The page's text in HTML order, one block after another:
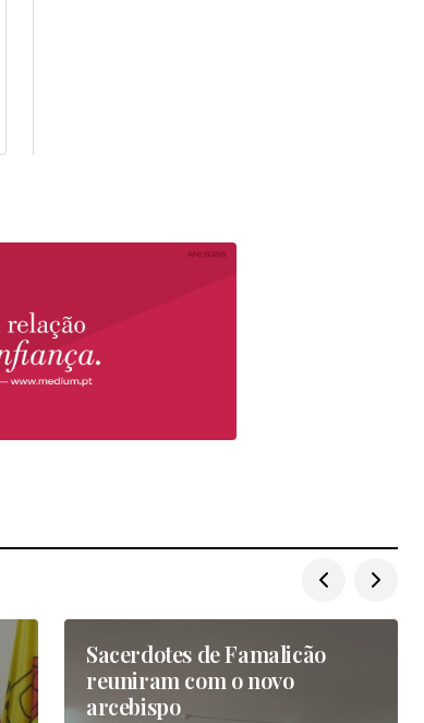
Sacerdotes de Famalicão
reuniram com o novo
arcebispo